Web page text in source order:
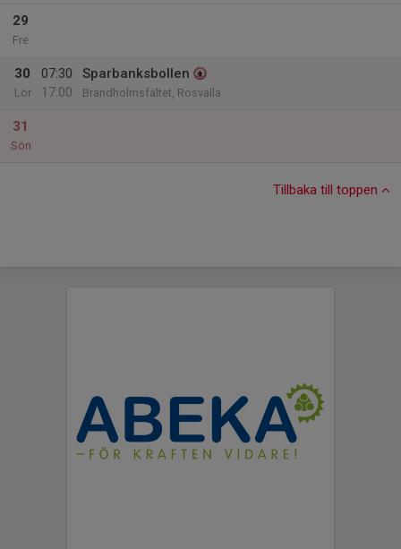
29
Fre
30
Lör
07:30
17:00
Sparbanksbollen
Brandholmsfältet, Rosvalla
31
Sön
Tillbaka till toppen